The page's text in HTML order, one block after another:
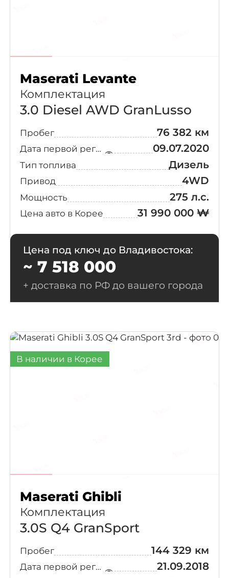
Maserati Levante
Комплектация
3.0 Diesel AWD GranLusso
Пробег 76 382 км
Дата первой регистрации 09.07.2020
Тип топлива Дизель
Привод 4WD
Мощность 275 л.с.
Цена авто в Корее 31 990 000 ₩
Цена под ключ до Владивостока:
~ 7 518 000
+ доставка по РФ до вашего города
В наличии в Корее
Maserati Ghibli
Комплектация
3.0S Q4 GranSport
Пробег 144 329 км
Дата первой регистрации 21.09.2018